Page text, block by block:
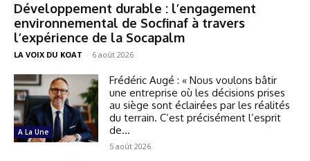
Développement durable : l’engagement
environnemental de Socfinaf à travers
l’expérience de la Socapalm
LA VOIX DU KOAT - 6 août 2026
A La Une
Frédéric Augé : « Nous voulons bâtir
une entreprise où les décisions prises
au siège sont éclairées par les réalités
du terrain. C’est précisément l’esprit
de...
5 août 2026